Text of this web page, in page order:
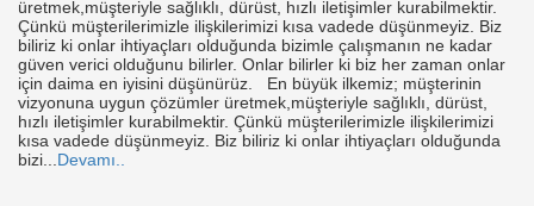
üretmek,müşteriyle sağlıklı, dürüst, hızlı iletişimler kurabilmektir.
Çünkü müşterilerimizle ilişkilerimizi kısa vadede düşünmeyiz. Biz
biliriz ki onlar ihtiyaçları olduğunda bizimle çalışmanın ne kadar
güven verici olduğunu bilirler. Onlar bilirler ki biz her zaman onlar
için daima en iyisini düşünürüz. En büyük ilkemiz; müşterinin
vizyonuna uygun çözümler üretmek,müşteriyle sağlıklı, dürüst,
hızlı iletişimler kurabilmektir. Çünkü müşterilerimizle ilişkilerimizi
kısa vadede düşünmeyiz. Biz biliriz ki onlar ihtiyaçları olduğunda
bizi... Devamı..